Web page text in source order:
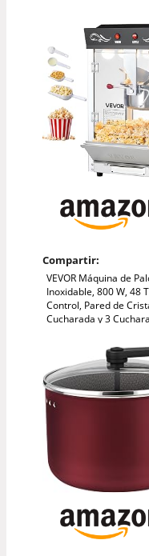
Compartir:
VEVOR Máquina de
Inoxidable, 800 W, 48
Control, Pared de
Cucharada y 3